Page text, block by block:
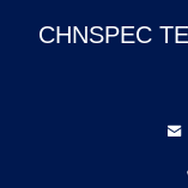
CHNSPEC